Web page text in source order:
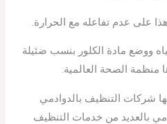
على عدم تفاعله مع الحرارة.
ووضع مادة الكلور بنسب ضئيلة
الصحة العالمية.
شركات التنظيف بالدوادمي
بالعديد من خدمات التنظيف